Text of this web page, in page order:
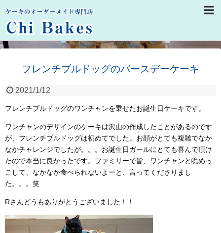
フレンチブルドッグのバースデーケーキ
2021/1/12
フレンチブルドッグのワンチャンを乗せたお誕生日ケーキです。
ワンチャンのデザインのケーキは沢山の作成したことがあるのです
が、フレンチブルドッグは初めてでした。お顔がとても複雑でなか
なかチャレンジでしたが。。。お誕生日ガールにとても喜んで頂け
たので本当に良かったです。ファミリーで皆、ワンチャンと睨めっ
こして、なかなか食べられないよーと、言ってくださりまし
た。。。笑
Rさんどうもありがとうございました！！